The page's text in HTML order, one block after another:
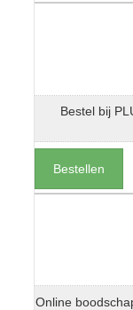
Bestel bij
Bestellen
Online